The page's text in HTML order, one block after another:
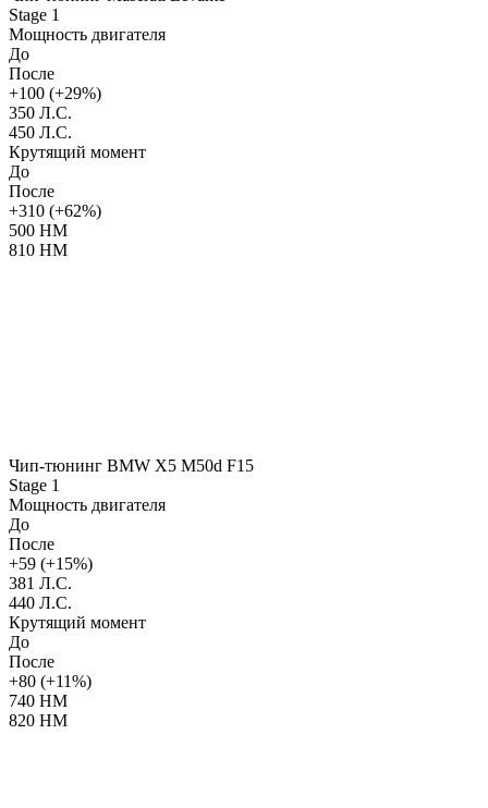
Stage 1
Мощность двигателя
До
После
+100 (+29%)
350 Л.С.
450 Л.С.
Крутящий момент
До
После
+310 (+62%)
500 НМ
810 НМ
Чип-тюнинг BMW X5 M50d F15
Stage 1
Мощность двигателя
До
После
+59 (+15%)
381 Л.С.
440 Л.С.
Крутящий момент
До
После
+80 (+11%)
740 НМ
820 НМ